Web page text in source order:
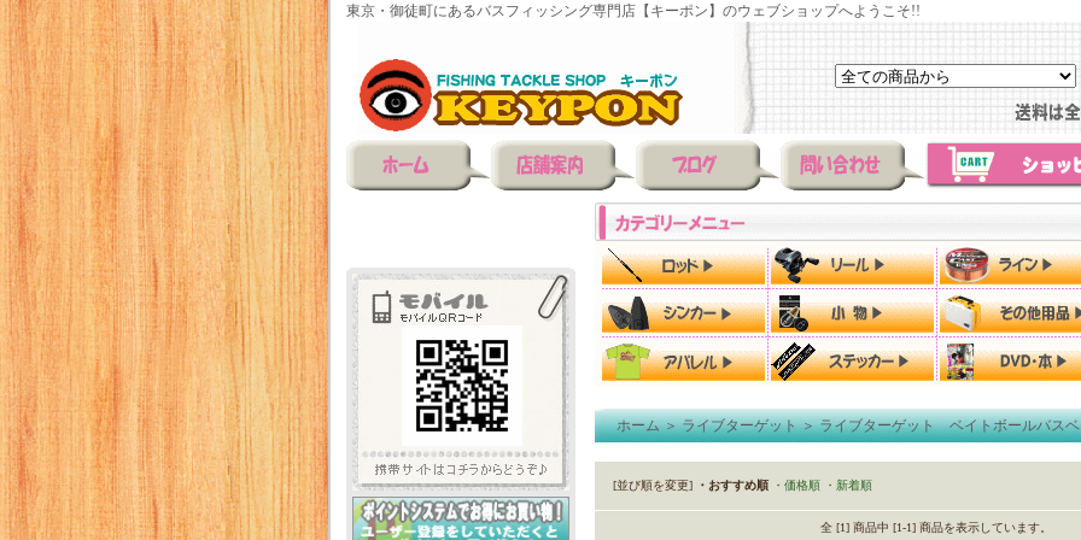
東京・御徒町にあるバスフィッシング専門店【キーポン】のウェブショップへようこそ!!
ホーム＞ライブターゲット＞ライブターゲット ベイトボールバス
[並び順を変更] ・おすすめ順 ・価格順 ・新着順
全 [1] 商品中 [1-1] 商品を表示しています。